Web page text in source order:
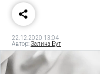
22.12.2020 13:04
Автор:Залина Бут